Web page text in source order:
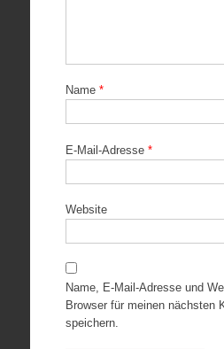
Name *
E-Mail-Adresse *
Website
Name, E-Mail-Adresse und
Browser für meinen nächsten
speichern.